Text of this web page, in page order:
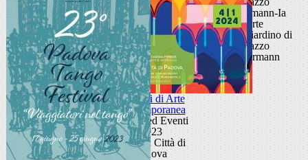
Zuckermann-Ia
parte
Teatro Giardino di
Palazzo
Zuckermann
Percorsi di Arte
Contemporanea
Mostre ed Eventi
2023
Galleria Città di
Padova